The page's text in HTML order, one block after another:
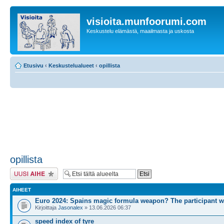
visioita.munfoorumi.com
Keskustelu elämästä, maailmasta ja uskosta
Etusivu ‹ Keskustelualueet ‹ opillista
opillista
Lähetä uusi viesti
AIHEET
Euro 2024: Spains magic formula weapon? The participant
Kirjoittaja Jasonalex » 13.06.2026 06:37
speed index of tyre